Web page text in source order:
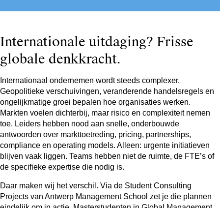
Internationale uitdaging? Frisse
globale denkkracht.
Internationaal ondernemen wordt steeds complexer.
Geopolitieke verschuivingen, veranderende handelsregels en
ongelijkmatige groei bepalen hoe organisaties werken.
Markten voelen dichterbij, maar risico en complexiteit nemen
toe. Leiders hebben nood aan snelle, onderbouwde
antwoorden over markttoetreding, pricing, partnerships,
compliance en operating models. Alleen: urgente initiatieven
blijven vaak liggen. Teams hebben niet de ruimte, de FTE’s of
de specifieke expertise die nodig is.
Daar maken wij het verschil. Via de Student Consulting
Projects van Antwerp Management School zet je die plannen